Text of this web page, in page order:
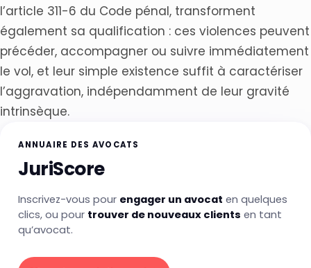
l’article 311-6 du Code pénal, transforment
également sa qualification : ces violences peuvent
précéder, accompagner ou suivre immédiatement
le vol, et leur simple existence suffit à caractériser
l’aggravation, indépendamment de leur gravité
intrinsèque.
ANNUAIRE DES AVOCATS
JuriScore
Inscrivez-vous pour engager un avocat en quelques
clics, ou pour trouver de nouveaux clients en tant
qu’avocat.